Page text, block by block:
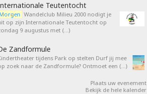
Teutentocht
Morgen Wandelclub Milieu 2000 nodigt je
op zijn Internationale Teutentocht op
9 augustus met (…)
Zandformule
tijdens Park op stelten Durf jij mee
zoek naar de Zandformule? Ontmoet een (…)
Plaats uw evenement
Bekijk de hele kalender